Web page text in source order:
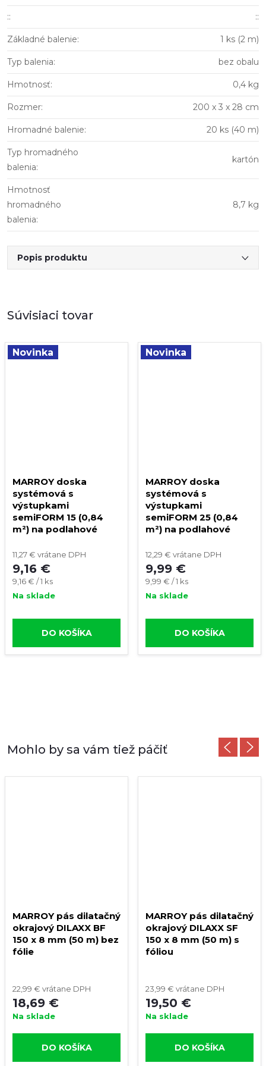
:: ::
Základné balenie: 1 ks (2 m)
Typ balenia: bez obalu
Hmotnosť: 0,4 kg
Rozmer: 200 x 3 x 28 cm
Hromadné balenie: 20 ks (40 m)
Typ hromadného
balenia:
kartón
Hmotnosť
hromadného
balenia:
8,7 kg
Popis produktu
Súvisiaci tovar
Novinka
MARROY doska
systémová s
výstupkami
semiFORM 15 (0,84
m²) na podlahové
11,27 € vrátane DPH
9,16 €
Jednotková
cena:
9,16 € / 1 ks
Na sklade
DO KOŠÍKA
Novinka
MARROY doska
systémová s
výstupkami
semiFORM 25 (0,84
m²) na podlahové
12,29 € vrátane DPH
9,99 €
Jednotková
cena:
9,99 € / 1 ks
Na sklade
DO KOŠÍKA
MARROY pás dilatačný
okrajový DILAXX BF
150 x 8 mm (50 m) bez
fólie
22,99 € vrátane DPH
18,69 €
Na sklade
DO KOŠÍKA
MARROY pás dilatačný
okrajový DILAXX SF
150 x 8 mm (50 m) s
fóliou
23,99 € vrátane DPH
19,50 €
Na sklade
DO KOŠÍKA